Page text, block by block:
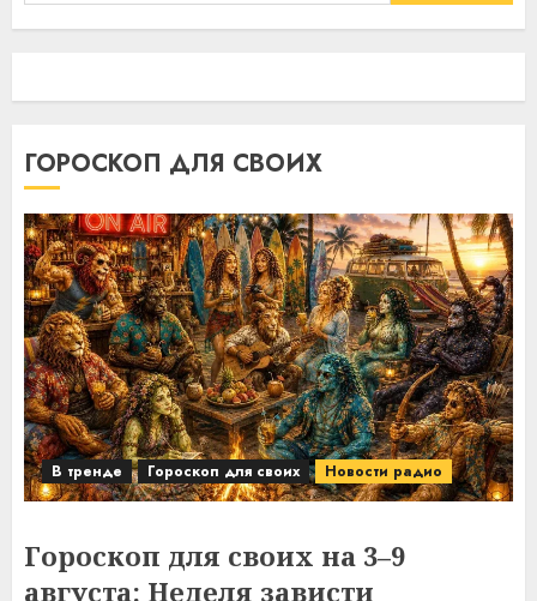
ГОРОСКОП ДЛЯ СВОИХ
В тренде Гороскоп для своих Новости радио
Гороскоп для своих на 3–9
августа: Неделя зависти